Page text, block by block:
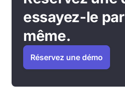
essayez-le
même.
Réservez une démo